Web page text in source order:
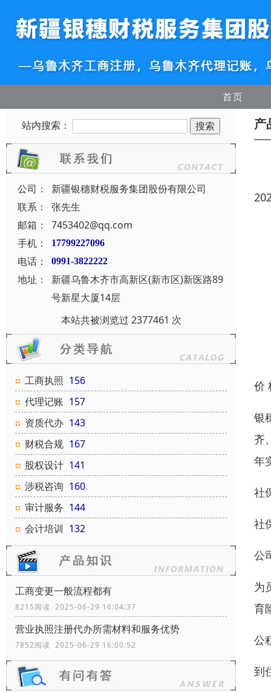
首页
站内搜索：
公司：
新疆银穗财税服务集团股份有限公司
联系：
张先生
邮箱：
7453402@qq.com
手机：
17799227096
电话： 0991-3822222
地址：
新疆乌鲁木齐市高新区(新市区)新医路89
号新星大厦14层
本站共被浏览过 2377461 次
工商执照 156
代理记账 157
资质代办 143
财税合规 167
股权设计 141
涉税咨询 160
审计服务 144
会计培训 132
工商变更一般流程都有
8215阅读 2025-06-29 16:04:37
营业执照注册代办所需材料和服务优势
7852阅读 2025-06-29 16:00:52
产
价
银
齐
年
社
社
公
为
育
公
到